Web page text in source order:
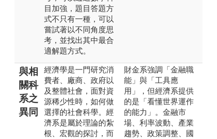
目加強，題目答題方
式不只有一種，可以
嘗試著以不同角度思
考，並找出其中最合
適解題方式。
與相
關科
系之
異同
經濟學是一門研究消
費者、廠商、政府以
及整體社會，面對資
源稀少性時，如何做
選擇的社會科學。經
濟系是屬於理論的紮
根、宏觀的探討，而
財金系強調「金融職
能」與「工具應
用」，但經濟系提供
的是「看懂世界運作
的能力」。金融市
場、利率波動、產業
趨勢、政策調整、國